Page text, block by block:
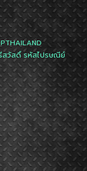
สวัสดิ์ รหัสไปรษณีย์